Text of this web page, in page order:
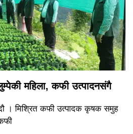
महिला, कफी उत्पादनसंगै
। मिश्रित कफी उत्पादक कृषक समुह